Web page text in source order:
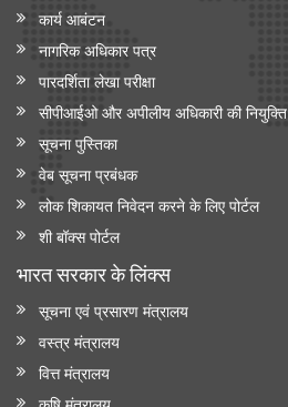
कार्य आबंटन
नागरिक अधिकार पत्र
पारदर्शिता लेखा परीक्षा
सीपीआईओ और अपी‍लीय अधिकारी की नियुक्ति
सूचना पुस्तिका
वेब सूचना प्रबंधक
लोक शिकायत निवेदन करने के लिए पोर्टल
शी बॉक्स पोर्टल
भारत सरकार के लिंक्‍स
सूचना एवं प्रसारण मंत्रालय
वस्त्र मंत्रालय
वित्त मंत्रालय